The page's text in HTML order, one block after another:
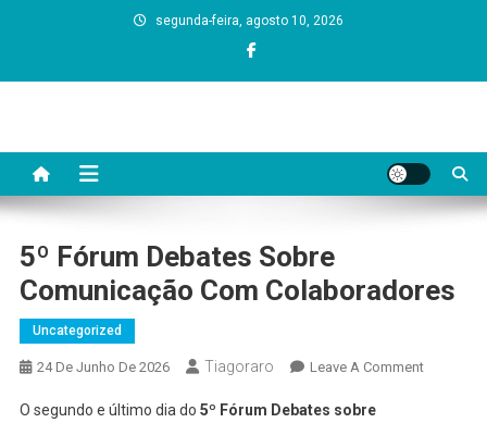
segunda-feira, agosto 10, 2026
5º Fórum Debates Sobre
Comunicação Com Colaboradores
Uncategorized
24 De Junho De 2026 Tiagoraro Leave A CommentOn
O segundo e último dia do 5º Fórum Debates sobre